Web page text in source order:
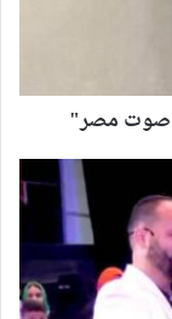
"صوت مصر"